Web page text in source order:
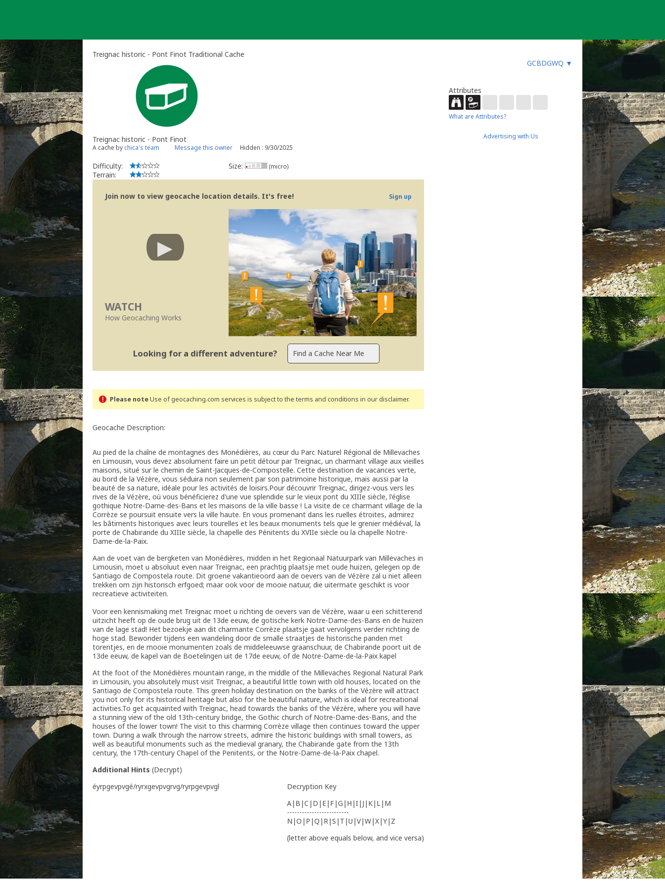
Treignac historic - Pont Finot Traditional Cache
GCBDGWQ ▼
Treignac historic - Pont Finot
A cache by chica's team Message this owner Hidden : 9/30/2025
Difficulty:
Terrain:
Size: (micro)
Join now to view geocache location details. It's free! Sign up
WATCH
How Geocaching Works
Looking for a different adventure?
Please noteUse of geocaching.com services is subject to the terms and conditions in our disclaimer.
Geocache Description:
Au pied de la chaîne de montagnes des Monédières, au cœur du Parc Naturel Régional de Millevaches
en Limousin, vous devez absolument faire un petit détour par Treignac, un charmant village aux vieilles
maisons, situé sur le chemin de Saint-Jacques-de-Compostelle. Cette destination de vacances verte,
au bord de la Vézère, vous séduira non seulement par son patrimoine historique, mais aussi par la
beauté de sa nature, idéale pour les activités de loisirs.Pour découvrir Treignac, dirigez-vous vers les
rives de la Vézère, où vous bénéficierez d'une vue splendide sur le vieux pont du XIIIe siècle, l'église
gothique Notre-Dame-des-Bans et les maisons de la ville basse ! La visite de ce charmant village de la
Corrèze se poursuit ensuite vers la ville haute. En vous promenant dans les ruelles étroites, admirez
les bâtiments historiques avec leurs tourelles et les beaux monuments tels que le grenier médiéval, la
porte de Chabirande du XIIIe siècle, la chapelle des Pénitents du XVIIe siècle ou la chapelle Notre-
Dame-de-la-Paix.
Aan de voet van de bergketen van Monédières, midden in het Regionaal Natuurpark van Millevaches in
Limousin, moet u absoluut even naar Treignac, een prachtig plaatsje met oude huizen, gelegen op de
Santiago de Compostela route. Dit groene vakantieoord aan de oevers van de Vézère zal u niet alleen
trekken om zijn historisch erfgoed; maar ook voor de mooie natuur, die uitermate geschikt is voor
recreatieve activiteiten.
Voor een kennismaking met Treignac moet u richting de oevers van de Vézère, waar u een schitterend
uitzicht heeft op de oude brug uit de 13de eeuw, de gotische kerk Notre-Dame-des-Bans en de huizen
van de lage stad! Het bezoekje aan dit charmante Corrèze plaatsje gaat vervolgens verder richting de
hoge stad. Bewonder tijdens een wandeling door de smalle straatjes de historische panden met
torentjes, en de mooie monumenten zoals de middeleeuwse graanschuur, de Chabirande poort uit de
13de eeuw, de kapel van de Boetelingen uit de 17de eeuw, of de Notre-Dame-de-la-Paix kapel
At the foot of the Monédières mountain range, in the middle of the Millevaches Regional Natural Park
in Limousin, you absolutely must visit Treignac, a beautiful little town with old houses, located on the
Santiago de Compostela route. This green holiday destination on the banks of the Vézère will attract
you not only for its historical heritage but also for the beautiful nature, which is ideal for recreational
activities.To get acquainted with Treignac, head towards the banks of the Vézère, where you will have
a stunning view of the old 13th-century bridge, the Gothic church of Notre-Dame-des-Bans, and the
houses of the lower town! The visit to this charming Corrèze village then continues toward the upper
town. During a walk through the narrow streets, admire the historic buildings with small towers, as
well as beautiful monuments such as the medieval granary, the Chabirande gate from the 13th
century, the 17th-century Chapel of the Penitents, or the Notre-Dame-de-la-Paix chapel.
Additional Hints (Decrypt)
éyrpgevpvgé/ryrxgevpvgrvg/ryrpgevpvgl
Decryption Key
A|B|C|D|E|F|G|H|I|J|K|L|M
-------------------------
N|O|P|Q|R|S|T|U|V|W|X|Y|Z
(letter above equals below, and vice versa)
Attributes
What are Attributes?
Advertising with Us